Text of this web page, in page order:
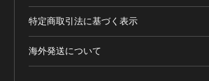
特定商取引法に基づく表示
海外発送について